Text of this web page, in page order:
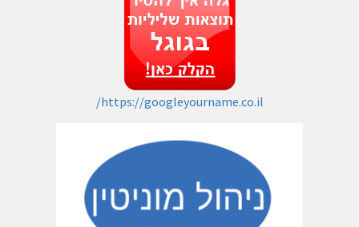
https://googleyourname.co.il/